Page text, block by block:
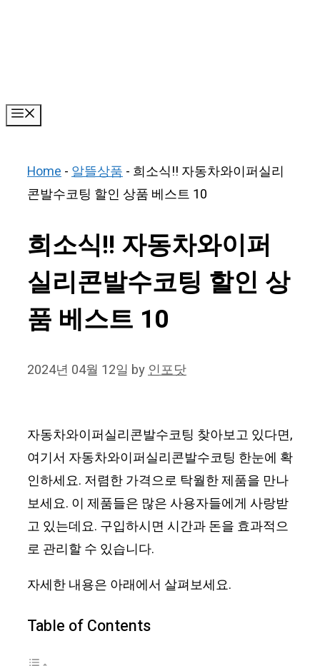
Home-알뜰상품- 희소식!! 자동차와이퍼실리
콘발수코팅 할인 상품 베스트 10
희소식!! 자동차와이퍼
실리콘발수코팅 할인 상
품 베스트 10
2024년 04월 12일 by인포닷
자동차와이퍼실리콘발수코팅 찾아보고 있다면,
여기서 자동차와이퍼실리콘발수코팅 한눈에 확
인하세요. 저렴한 가격으로 탁월한 제품을 만나
보세요. 이 제품들은 많은 사용자들에게 사랑받
고 있는데요. 구입하시면 시간과 돈을 효과적으
로 관리할 수 있습니다.
자세한 내용은 아래에서 살펴보세요.
Table of Contents